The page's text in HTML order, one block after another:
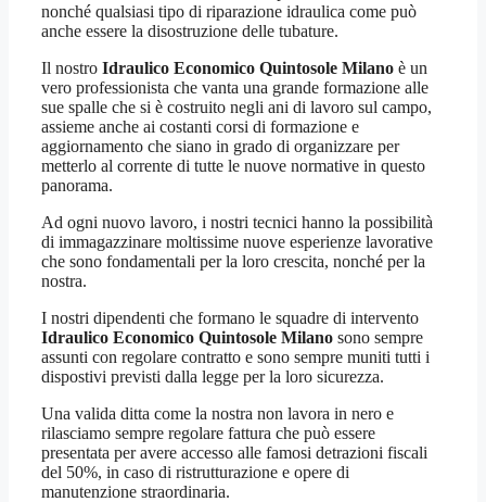
nonché qualsiasi tipo di riparazione idraulica come può
anche essere la disostruzione delle tubature.
Il nostro Idraulico Economico Quintosole Milano è un
vero professionista che vanta una grande formazione alle
sue spalle che si è costruito negli ani di lavoro sul campo,
assieme anche ai costanti corsi di formazione e
aggiornamento che siano in grado di organizzare per
metterlo al corrente di tutte le nuove normative in questo
panorama.
Ad ogni nuovo lavoro, i nostri tecnici hanno la possibilità
di immagazzinare moltissime nuove esperienze lavorative
che sono fondamentali per la loro crescita, nonché per la
nostra.
I nostri dipendenti che formano le squadre di intervento
Idraulico Economico Quintosole Milano sono sempre
assunti con regolare contratto e sono sempre muniti tutti i
dispostivi previsti dalla legge per la loro sicurezza.
Una valida ditta come la nostra non lavora in nero e
rilasciamo sempre regolare fattura che può essere
presentata per avere accesso alle famosi detrazioni fiscali
del 50%, in caso di ristrutturazione e opere di
manutenzione straordinaria.